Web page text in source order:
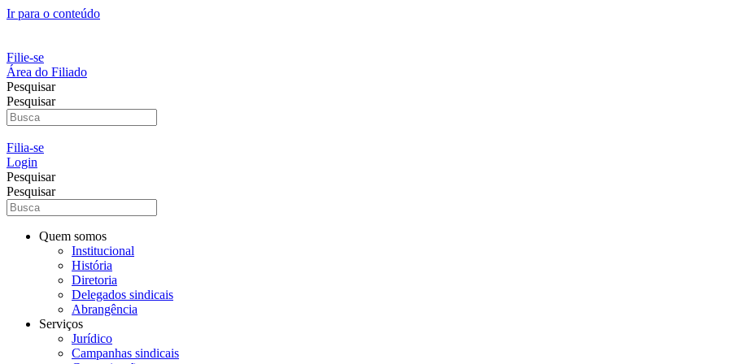
Ir para o conteúdo
Filie-se
Área do Filiado
Pesquisar
Pesquisar
Filia-se
Login
Pesquisar
Pesquisar
Quem somos
Institucional
História
Diretoria
Delegados sindicais
Abrangência
Serviços
Jurídico
Campanhas sindicais